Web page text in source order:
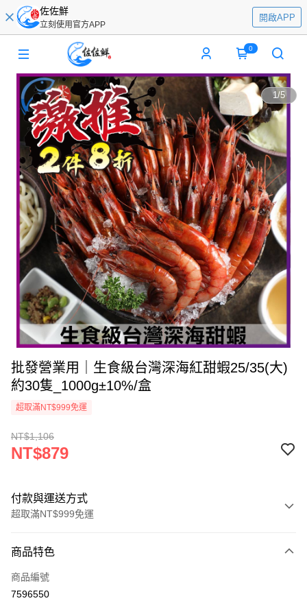
佐佐鮮
立刻使用官方APP
開啟APP
0
1/5
批發營業用｜生食級台灣深海紅甜蝦25/35(大)
約30隻_1000g±10%/盒
超取滿NT$999免運
NT$1,106
NT$879
付款與運送方式
超取滿NT$999免運
信用卡一次付款
信用卡分期付款
商品特色
商品編號
7596550